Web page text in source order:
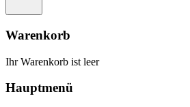
Warenkorb
Ihr Warenkorb ist leer
Hauptmenü